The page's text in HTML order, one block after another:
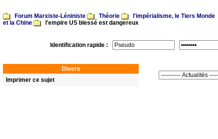
Forum Marxiste-Léniniste Théorie
l'impérialisme, le Tiers Monde
et la Chine
l'empire US blessé est dangereux
Identification rapide :
Divers
Imprimer ce sujet